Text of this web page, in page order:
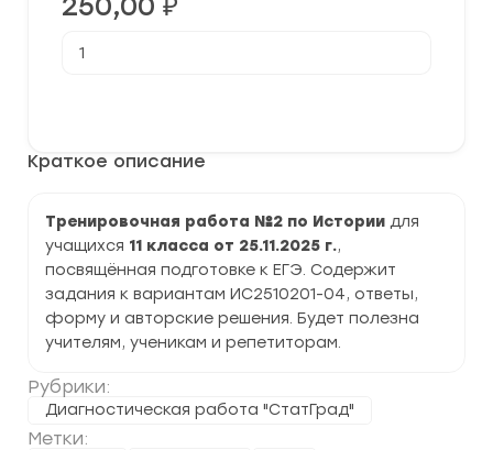
Краткое описание
Тренировочная работа №2 по Истории для
учащихся 11 класса от 25.11.2025 г.,
посвящённая подготовке к ЕГЭ. Содержит
задания к вариантам ИС2510201-04, ответы,
форму и авторские решения. Будет полезна
учителям, ученикам и репетиторам.
Рубрики:
Диагностическая работа "СтатГрад"
Метки:
товара
Истории
(ИС2510201-
04)
задания
и
ответы